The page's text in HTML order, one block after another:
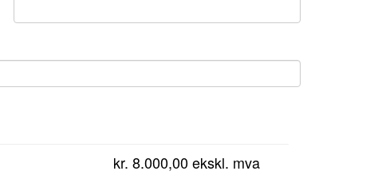
kr. 8.000,00 ekskl. mva